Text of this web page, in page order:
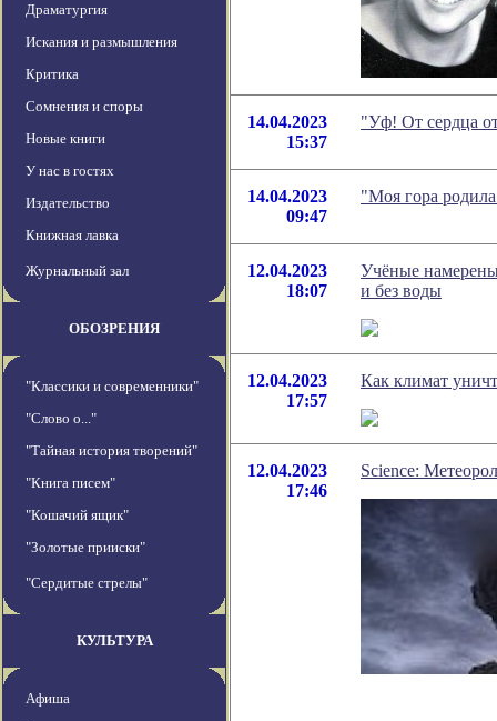
Драматургия
Искания и размышления
Критика
Сомнения и споры
Новые книги
У нас в гостях
Издательство
Книжная лавка
Журнальный зал
ОБОЗРЕНИЯ
"Классики и современники"
"Слово о..."
"Тайная история творений"
"Книга писем"
"Кошачий ящик"
"Золотые прииски"
"Сердитые стрелы"
КУЛЬТУРА
Афиша
14.04.2023
15:37
"Уф! От сердца
14.04.2023
09:47
"Моя гора
12.04.2023
18:07
Учёные
и без воды
12.04.2023
17:57
Как климат
12.04.2023
17:46
Science: